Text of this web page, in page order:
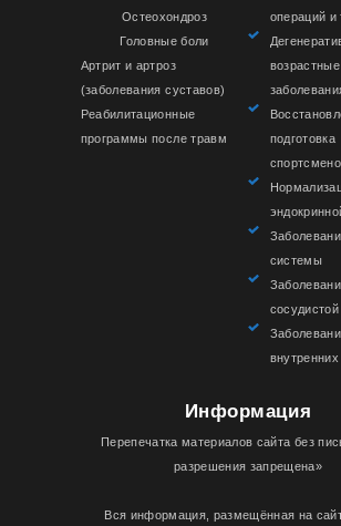
Остеохондроз
Головные боли
Артрит и артроз
(заболевания суставов)
Реабилитационные
программы после травм
операций и
возрастные
подготовка
системы
внутренних
Информация
Перепечатка материалов сайта без
разрешения запрещена»
Вся информация, размещённая на